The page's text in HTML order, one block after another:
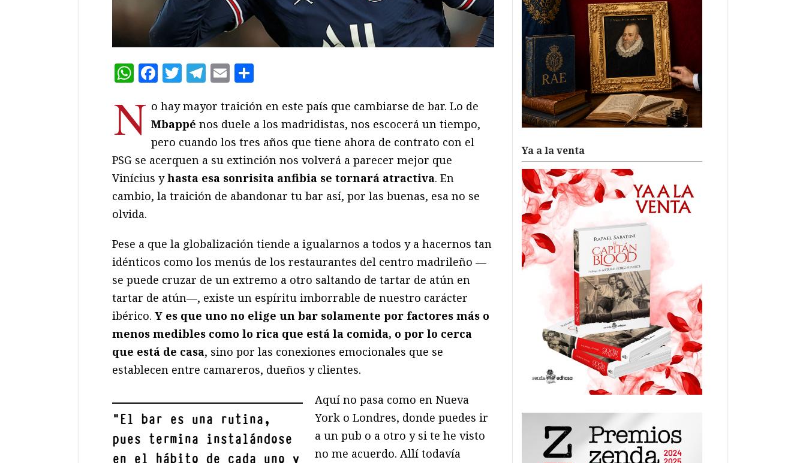
WhatsApp
Facebook
Twitter
Telegram
Email
N o hay mayor traición en este país que cambiarse de bar. Lo de
Mbappé nos duele a los madridistas, nos escocerá un tiempo,
pero cuando los tres años que tiene ahora de contrato con el
PSG se acerquen a su extinción nos volverá a parecer mejor que
Vinícius yhasta esa sonrisita anfibia se tornará atractiva. En
cambio, la traición de abandonar tu bar así, por las buenas, esa no se
olvida.
Pese a que la globalización tiende a igualarnos a todos y a hacernos tan
idénticos como los menús de los restaurantes del centro madrileño —
se puede cruzar de un extremo a otro saltando de tartar de atún en
tartar de atún—, existe un espíritu imborrable de nuestro carácter
ibérico. Y es que uno no elige un bar solamente por factores más o
menos medibles como lo rica que está la comida, o por lo cerca
que está de casa, sino por las conexiones emocionales que se
establecen entre camareros, dueños y clientes.
"El bar es una rutina,
pues termina instalándose
en el hábito de cada uno y
Aquí no pasa como en Nueva
York o Londres, donde puedes ir
a un pub o a otro y si te he visto
no me acuerdo. Allí todavía
Ya a la venta